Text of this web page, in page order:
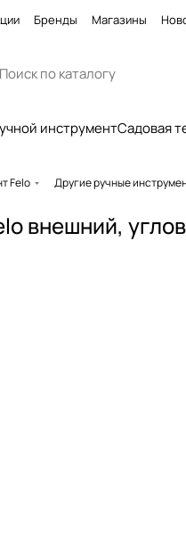
Бренды Магазины
инструментСадовая
Felo Другие ручные
внешний,